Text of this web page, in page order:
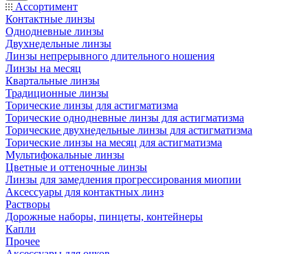
Ассортимент
Контактные линзы
Однодневные линзы
Двухнедельные линзы
Линзы непрерывного длительного ношения
Линзы на месяц
Квартальные линзы
Традиционные линзы
Торические линзы для астигматизма
Торические однодневные линзы для астигматизма
Торические двухнедельные линзы для астигматизма
Торические линзы на месяц для астигматизма
Мультифокальные линзы
Цветные и оттеночные линзы
Линзы для замедления прогрессирования миопии
Аксессуары для контактных линз
Растворы
Дорожные наборы, пинцеты, контейнеры
Капли
Прочее